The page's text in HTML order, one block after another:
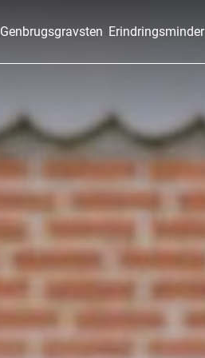
Genbrugsgravsten Erindringsminder